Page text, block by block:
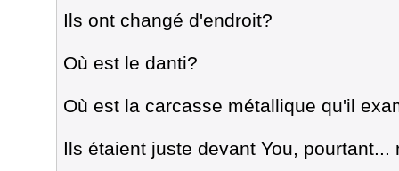
Ils ont changé d'endroit?
Où est le danti?
Où est la carcasse métallique qu'il
Ils étaient juste devant You, pourtant...